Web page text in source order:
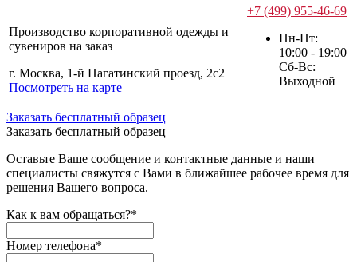
Производство корпоративной одежды и
сувениров на заказ
г. Москва, 1-й Нагатинский проезд, 2с2
Посмотреть на карте
+7 (499) 955-46-69
Пн-Пт:
10:00 - 19:00
Сб-Вс:
Выходной
Заказать бесплатный образец
Заказать бесплатный образец
Оставьте Ваше сообщение и контактные данные и наши
специалисты свяжутся с Вами в ближайшее рабочее время для
решения Вашего вопроса.
Как к вам обращаться?*
Номер телефона*